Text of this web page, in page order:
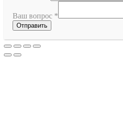
Ваш вопрос *
Отправить